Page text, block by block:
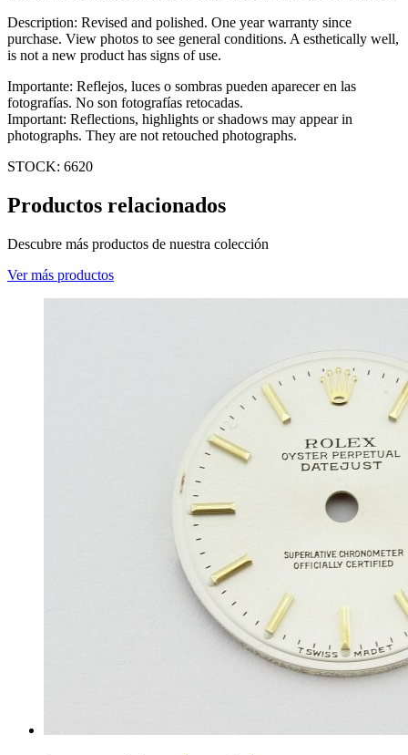
Description: Revised and polished. One year warranty since
purchase. View photos to see general conditions. A esthetically well,
is not a new product has signs of use.
Importante: Reflejos, luces o sombras pueden aparecer en las
fotografías. No son fotografías retocadas.
Important: Reflections, highlights or shadows may appear in
photographs. They are not retouched photographs.
STOCK: 6620
Productos relacionados
Descubre más productos de nuestra colección
Ver más productos